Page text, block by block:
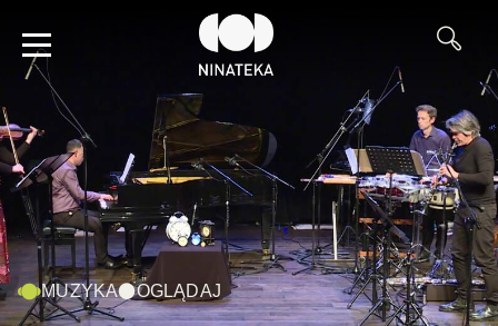
MUZYKA OGLĄDAJ